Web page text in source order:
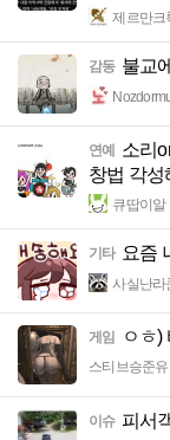
제르만크
감동 불교
연예
소리
창법 각성
큐땁이알
기타 요즘
사실난라
게임 ㅇㅎ)
스티브승준유
이슈 피서